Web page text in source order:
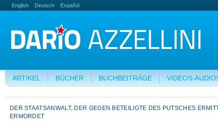
English Deutsch Español
ARTIKEL BÜCHER BUCHBEITRÄGE VIDEOS-
DER STAATSANWALT, DER GEGEN BETEILIGTE DES PUTSCHES
ERMORDET